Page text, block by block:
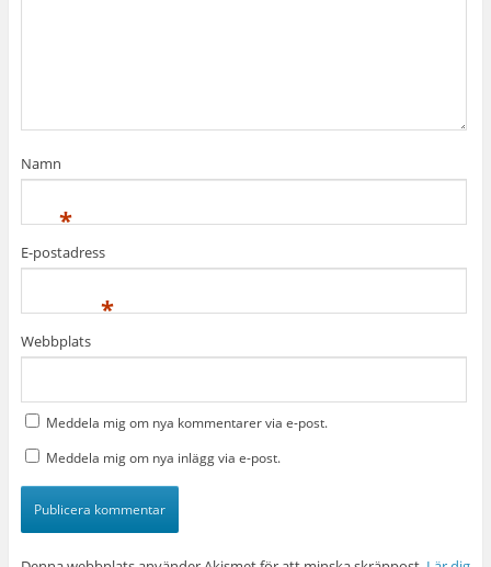
Namn
*
E-postadress
*
Webbplats
Meddela mig om nya kommentarer via e-post.
Meddela mig om nya inlägg via e-post.